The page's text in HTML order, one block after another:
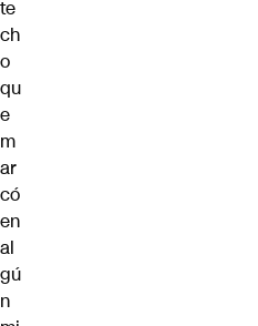
te
ch
o
qu
e
m
ar
có
en
al
gú
n